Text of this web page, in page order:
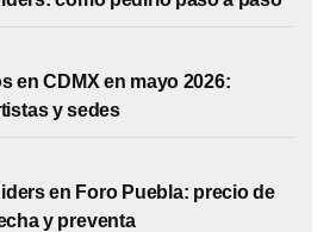
en CDMX en mayo 2026:
y sedes
en Foro Puebla: precio de
y preventa